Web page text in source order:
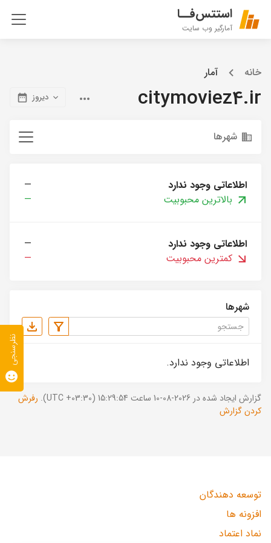
استتس‌فــا
آمارگیر وب سایت
خانه آمار
citymoviez4.ir دیروز
شهرها
اطلاعاتی وجود ندارد
—
بالاترین محبوبیت
—
اطلاعاتی وجود ندارد
—
کمترین محبوبیت
—
شهرها
اطلاعاتی وجود ندارد.
گزارش ایجاد شده در 2026-08-10 ساعت 15:29:54 (UTC +03:30).
رفرش
کردن گزارش
توسعه دهندگان
افزونه ها
نماد اعتماد
نظرسنجی